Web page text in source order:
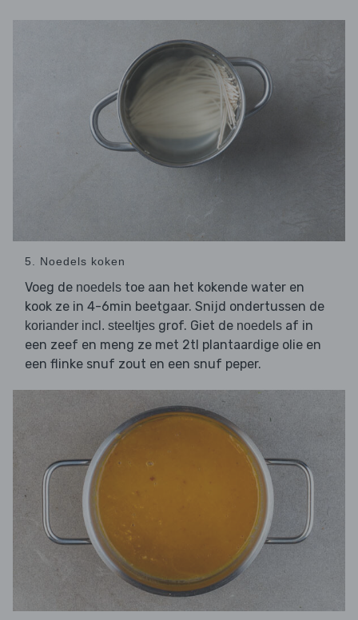
5. Noedels koken
Voeg de noedels toe aan het kokende water en
kook ze in 4-6min beetgaar. Snijd ondertussen de
koriander incl. steeltjes grof. Giet de noedels af in
een zeef en meng ze met 2tl plantaardige olie en
een flinke snuf zout en een snuf peper.